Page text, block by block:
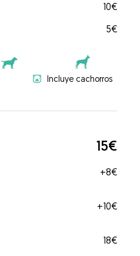
10€
5€
Incluye cachorros
15€
+8€
+10€
18€